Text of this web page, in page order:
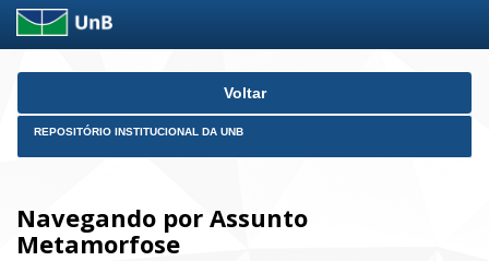
Skip
Voltar
REPOSITÓRIO INSTITUCIONAL DA UNB
Navegando por Assunto
Metamorfose